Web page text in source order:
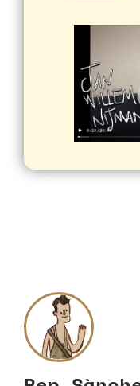
años del
Willem
Patreon
completa.